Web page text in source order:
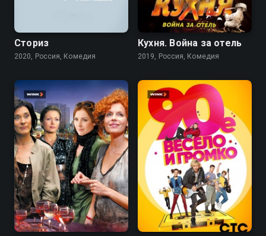
Сториз
2020, Россия, Комедия
7.2 6.2
Кухня. Война за отель
2019, Россия, Комедия
6.3 7.7